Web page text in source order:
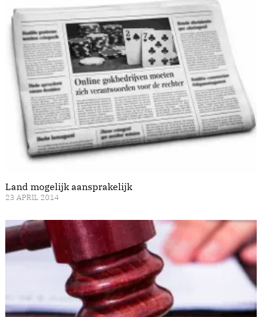
Land mogelijk aansprakelijk
23 APRIL 2014